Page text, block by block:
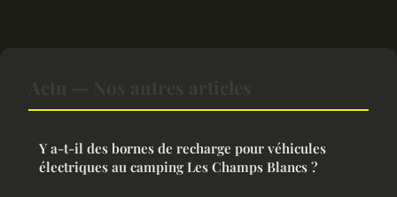
Y a-t-il des bornes de recharge pour véhicules
électriques au camping Les Champs Blancs ?